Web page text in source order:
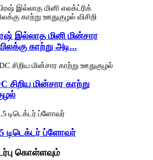
இல்லாத மினி மின்சார
காற்று அடி...
சிறிய மின்சார காற்று
டிடெக்டர் ப்ளோவர்
கொள்ளவும்